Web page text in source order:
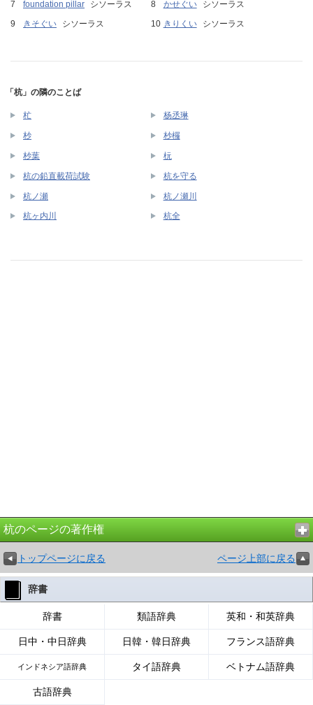
foundation pillar シソーラス かせぐい
シソーラス
きそぐい
シソーラス きりくい シソーラス
「杭」の隣のことば
杧 杨丞琳
杪 杪欏
杪葉 杬
杭の鉛直載荷試験 杭を守る
杭ノ瀬 杭ノ瀬川
杭ヶ内川 杭全
杭のページの著作権
トップページに戻る ページ上部に戻る
辞書
辞書 類語辞典 英和・和英辞典
日中・中日辞典 日韓・韓日辞典 フランス語辞典
インドネシア語辞典 タイ語辞典 ベトナム語辞典
古語辞典